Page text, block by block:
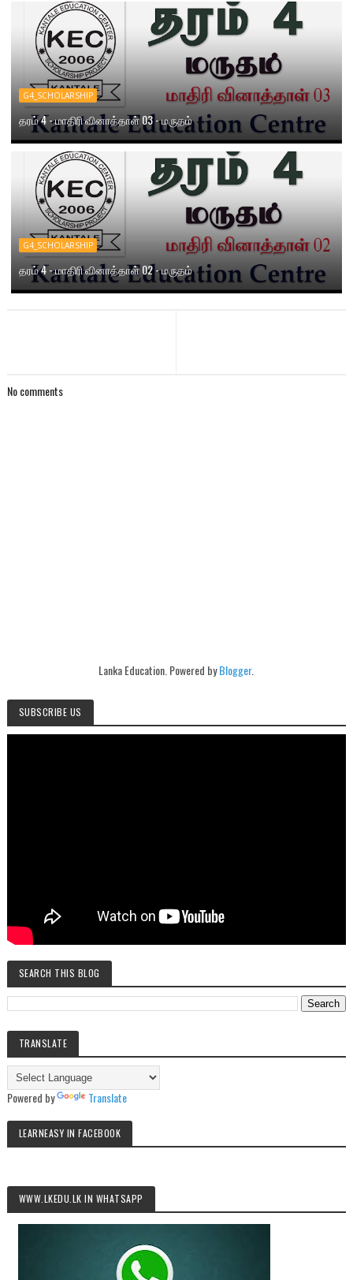
G4_SCHOLARSHIP
தரம் 4 - மாதிரி வினாத்தாள் 03 - மருதம்
G4_SCHOLARSHIP
தரம் 4 - மாதிரி வினாத்தாள் 02 - மருதம்
No comments
Lanka Education. Powered byBlogger.
SUBSCRIBE US
SEARCH THIS BLOG
TRANSLATE
Powered by Translate
LEARNEASY IN FACEBOOK
WWW.LKEDU.LK IN WHATSAPP